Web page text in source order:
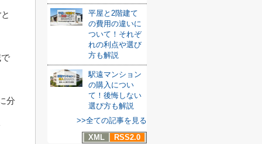
分
平屋と2階建て
の費用の違いに
ついて！それぞ
れの利点や選び
方も解説
駅遠マンション
の購入につい
て！後悔しない
選び方も解説
>>全ての記事を見る
XML
RSS2.0